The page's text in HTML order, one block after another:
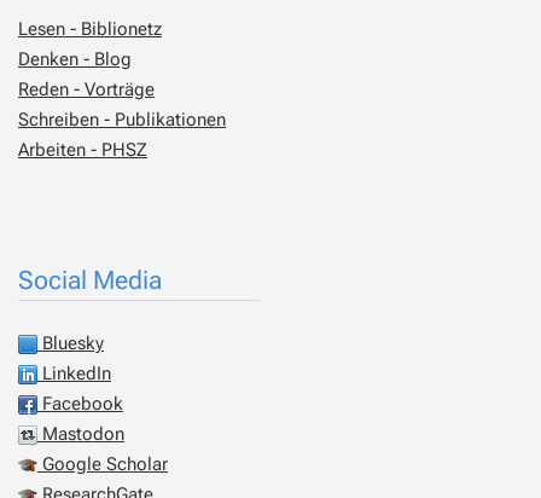
Lesen - Biblionetz
Denken - Blog
Reden - Vorträge
Schreiben - Publikationen
Arbeiten - PHSZ
Social Media
Bluesky
LinkedIn
Facebook
Mastodon
Google Scholar